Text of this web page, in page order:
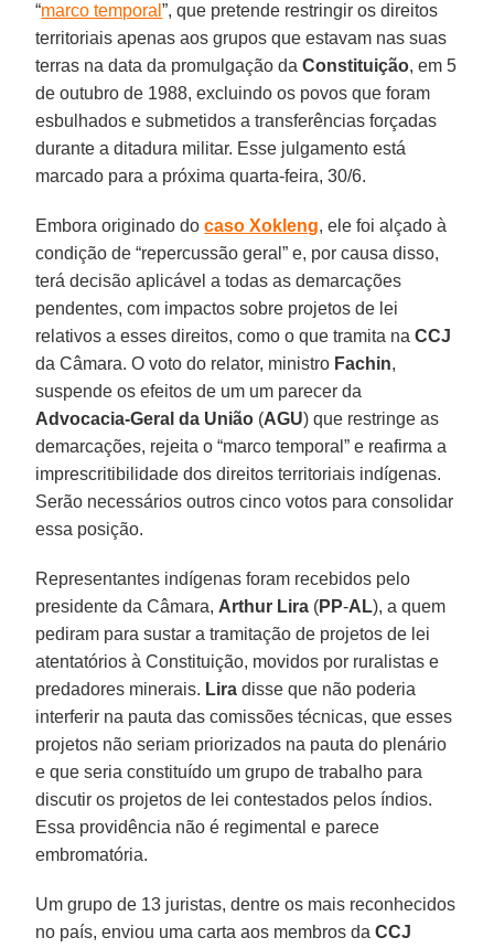
“marco temporal”, que pretende restringir os direitos
territoriais apenas aos grupos que estavam nas suas
terras na data da promulgação daConstituição, em 5
de outubro de 1988, excluindo os povos que foram
esbulhados e submetidos a transferências forçadas
durante a ditadura militar. Esse julgamento está
marcado para a próxima quarta-feira, 30/6.
Embora originado docaso Xokleng, ele foi alçado à
condição de “repercussão geral” e, por causa disso,
terá decisão aplicável a todas as demarcações
pendentes, com impactos sobre projetos de lei
relativos a esses direitos, como o que tramita naCCJ
da Câmara. O voto do relator, ministro Fachin,
suspende os efeitos de um um parecer da
Advocacia-Geral da União (AGU) que restringe as
demarcações, rejeita o “marco temporal” e reafirma a
imprescritibilidade dos direitos territoriais indígenas.
Serão necessários outros cinco votos para consolidar
essa posição.
Representantes indígenas foram recebidos pelo
presidente da Câmara, Arthur Lira (PP-AL), a quem
pediram para sustar a tramitação de projetos de lei
atentatórios à Constituição, movidos por ruralistas e
predadores minerais. Lira disse que não poderia
interferir na pauta das comissões técnicas, que esses
projetos não seriam priorizados na pauta do plenário
e que seria constituído um grupo de trabalho para
discutir os projetos de lei contestados pelos índios.
Essa providência não é regimental e parece
embromatória.
Um grupo de 13 juristas, dentre os mais reconhecidos
no país, enviou uma carta aos membros daCCJ